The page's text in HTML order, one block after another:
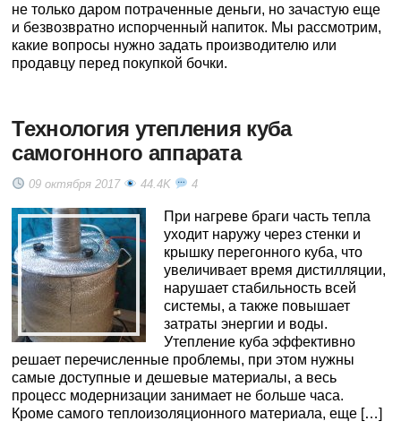
не только даром потраченные деньги, но зачастую еще
и безвозвратно испорченный напиток. Мы рассмотрим,
какие вопросы нужно задать производителю или
продавцу перед покупкой бочки.
Технология утепления куба
самогонного аппарата
09 октября 2017 44.4K 4
При нагреве браги часть тепла
уходит наружу через стенки и
крышку перегонного куба, что
увеличивает время дистилляции,
нарушает стабильность всей
системы, а также повышает
затраты энергии и воды.
Утепление куба эффективно
решает перечисленные проблемы, при этом нужны
самые доступные и дешевые материалы, а весь
процесс модернизации занимает не больше часа.
Кроме самого теплоизоляционного материала, еще […]